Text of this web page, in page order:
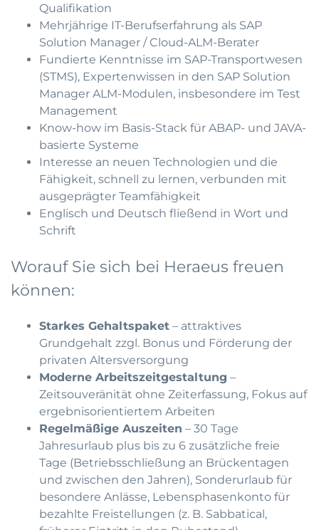
Qualifikation
Mehrjährige IT-Berufserfahrung als SAP
Solution Manager / Cloud-ALM-Berater
Fundierte Kenntnisse im SAP-Transportwesen
(STMS), Expertenwissen in den SAP Solution
Manager ALM-Modulen, insbesondere im Test
Management
Know-how im Basis-Stack für ABAP- und JAVA-
basierte Systeme
Interesse an neuen Technologien und die
Fähigkeit, schnell zu lernen, verbunden mit
ausgeprägter Teamfähigkeit
Englisch und Deutsch fließend in Wort und
Schrift
Worauf Sie sich bei Heraeus freuen
können:
Starkes Gehaltspaket – attraktives
Grundgehalt zzgl. Bonus und Förderung der
privaten Altersversorgung
Moderne Arbeitszeitgestaltung –
Zeitsouveränität ohne Zeiterfassung, Fokus auf
ergebnisorientiertem Arbeiten
Regelmäßige Auszeiten – 30 Tage
Jahresurlaub plus bis zu 6 zusätzliche freie
Tage (Betriebsschließung an Brückentagen
und zwischen den Jahren), Sonderurlaub für
besondere Anlässe, Lebensphasenkonto für
bezahlte Freistellungen (z. B. Sabbatical,